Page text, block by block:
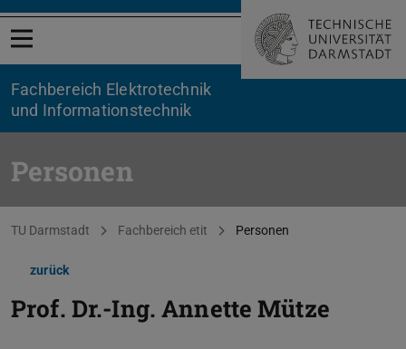
Menü öffnen
Fachbereich Elektrotechnik
und Informationstechnik
Personen
Sie befinden sich hier:
TU Darmstadt Fachbereich etit Personen
zurück
Prof. Dr.-Ing. Annette Mütze